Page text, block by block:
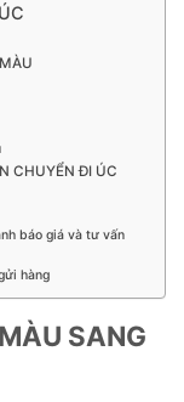
CHUYỂN ĐI ÚC
báo giá và tư vấn
hàng
SANG